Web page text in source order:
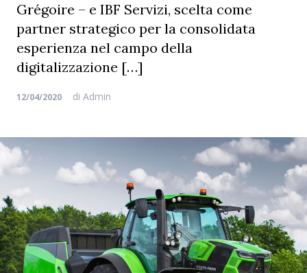
Grégoire – e IBF Servizi, scelta come
partner strategico per la consolidata
esperienza nel campo della
digitalizzazione […]
12/04/2020 di Admin